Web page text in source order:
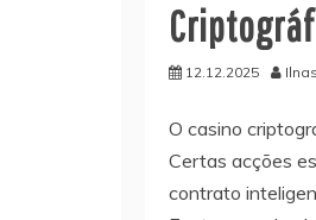
12.12.2025 Ilnas
O casino
Certas acções
contrato